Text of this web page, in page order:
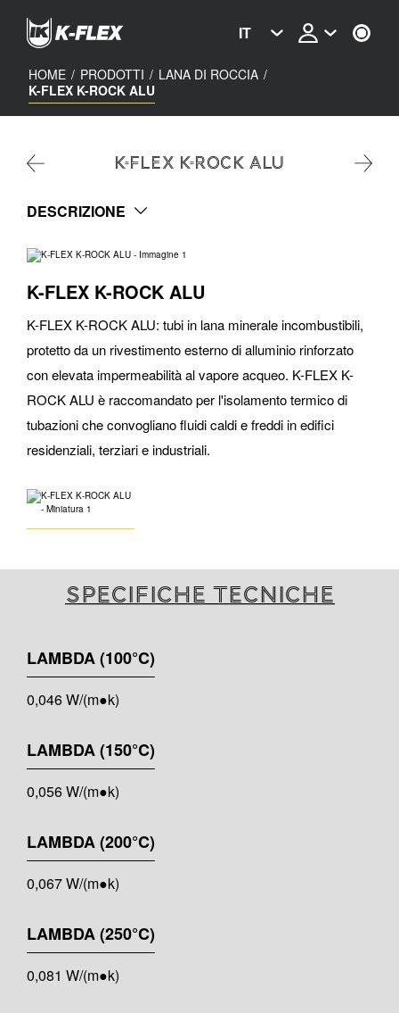
content
IT
HOME / PRODOTTI / LANA DI ROCCIA /
K-FLEX K-ROCK ALU
K-FLEX K-ROCK ALU
DESCRIZIONE
K-FLEX K-ROCK ALU
K-FLEX K-ROCK ALU: tubi in lana minerale incombustibili,
protetto da un rivestimento esterno di alluminio rinforzato
con elevata impermeabilità al vapore acqueo. K-FLEX K-
ROCK ALU è raccomandato per l'isolamento termico di
tubazioni che convogliano fluidi caldi e freddi in edifici
residenziali, terziari e industriali.
Specifiche tecniche
LAMBDA (100°C)
0,046 W/(m●k)
LAMBDA (150°C)
0,056 W/(m●k)
LAMBDA (200°C)
0,067 W/(m●k)
LAMBDA (250°C)
0,081 W/(m●k)